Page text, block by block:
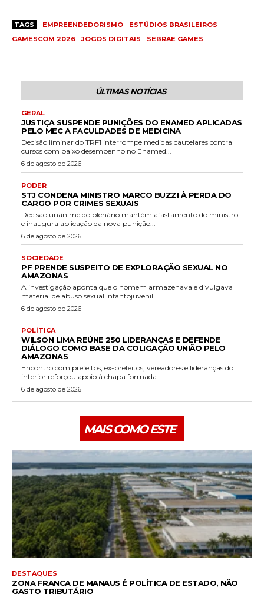
TAGS EMPREENDEDORISMO
ESTÚDIOS BRASILEIROS
GAMESCOM 2026
JOGOS DIGITAIS SEBRAE GAMES
ÚLTIMAS NOTÍCIAS
GERAL
JUSTIÇA SUSPENDE PUNIÇÕES DO ENAMED APLICADAS
PELO MEC A FACULDADES DE MEDICINA
Decisão liminar do TRF1 interrompe medidas cautelares contra
cursos com baixo desempenho no Enamed...
6 de agosto de 2026
PODER
STJ CONDENA MINISTRO MARCO BUZZI À PERDA DO
CARGO POR CRIMES SEXUAIS
Decisão unânime do plenário mantém afastamento do ministro
e inaugura aplicação da nova punição...
6 de agosto de 2026
SOCIEDADE
PF PRENDE SUSPEITO DE EXPLORAÇÃO SEXUAL NO
AMAZONAS
A investigação aponta que o homem armazenava e divulgava
material de abuso sexual infantojuvenil...
6 de agosto de 2026
POLÍTICA
WILSON LIMA REÚNE 250 LIDERANÇAS E DEFENDE
DIÁLOGO COMO BASE DA COLIGAÇÃO UNIÃO PELO
AMAZONAS
Encontro com prefeitos, ex-prefeitos, vereadores e lideranças do
interior reforçou apoio à chapa formada...
6 de agosto de 2026
MAIS COMO ESTE
DESTAQUES
ZONA FRANCA DE MANAUS É POLÍTICA DE ESTADO, NÃO
GASTO TRIBUTÁRIO